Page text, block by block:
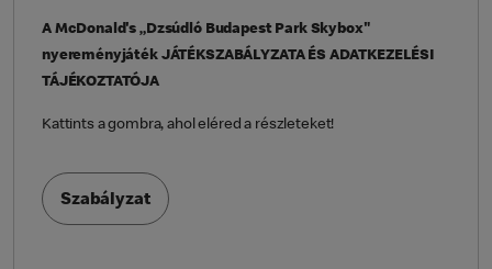
A McDonald's „Dzsúdló Budapest Park Skybox"
nyereményjáték JÁTÉKSZABÁLYZATA ÉS ADATKEZELÉSI
TÁJÉKOZTATÓJA
Kattints a gombra, ahol eléred a részleteket!
Szabályzat